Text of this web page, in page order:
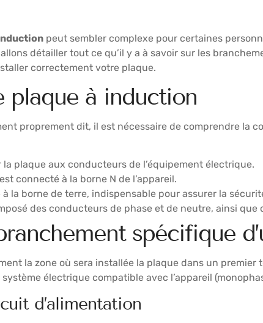
peut sembler complexe pour certaines
détailler tout ce qu’il y a à savoir sur les
correctement votre plaque.
plaque à induction
proprement dit, il est nécessaire de comprendre la
plaque aux conducteurs de l’équipement électrique.
connecté à la borne N de l’appareil.
la borne de terre, indispensable pour assurer la
des conducteurs de phase et de neutre, ainsi
spécifique
la zone où sera installée la plaque dans un premier
électrique compatible avec l’appareil
d’alimentation